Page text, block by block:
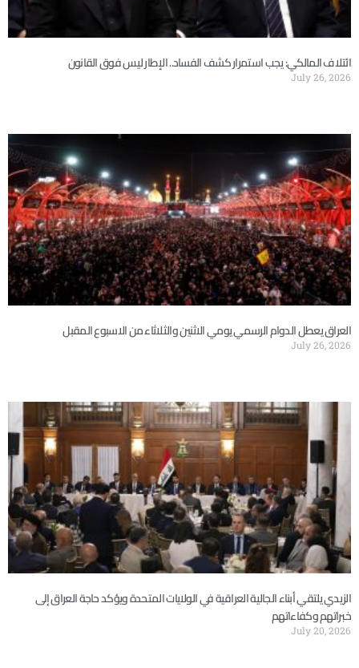
ائتلاف المالكي: يجب استمرار كشف الفساد.. الإطار ليس فوق القانون
July 26, 2026
العراق يعطل الدوام الرسمي يومي الاثنين والثلاثاء من الاسبوع المقبل
July 26, 2026
الزيدي يلتقي أبناء الجالية العراقية في الولايات المتحدة ويؤكد حاجة العراق إلى
خبراتهم وكفاءاتهم
July 20, 2026